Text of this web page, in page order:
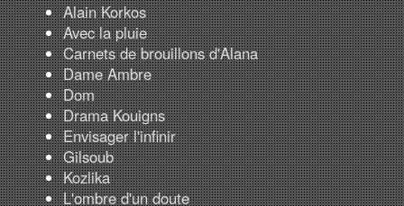
Alain Korkos
Avec la pluie
Carnets de brouillons d'Alana
Dame Ambre
Dom
Drama Kouigns
Envisager l'infinir
Gilsoub
Kozlika
L'ombre d'un doute